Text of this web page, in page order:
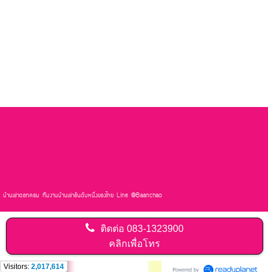
บ้านเช่าดอทคอม ทีมงานบ้านเช่าอันดับหนึ่งของไทย Line @Baanchao
ติดต่อ 083-1323900
คลิกเพื่อโทร
Visitors: 2,017,614